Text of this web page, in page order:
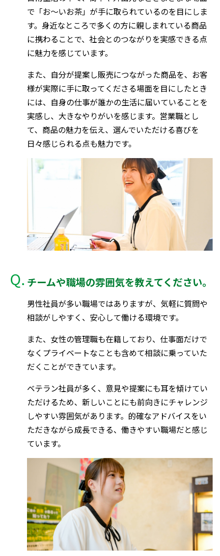
で「お〜いお茶」が手に取られているのを目にしま
す。身近なところで多くの方に親しまれている商品
に携わることで、社会とのつながりを実感できる点
に魅力を感じています。
また、自分が提案し販売につながった商品を、お客
様が実際に手に取ってくださる場面を目にしたとき
には、自身の仕事が誰かの生活に届いていることを
実感し、大きなやりがいを感じます。営業職とし
て、商品の魅力を伝え、選んでいただける喜びを
日々感じられる点も魅力です。
チームや職場の雰囲気を教えてください。
男性社員が多い職場ではありますが、気軽に質問や
相談がしやすく、安心して働ける環境です。
また、女性の管理職も在籍しており、仕事面だけで
なくプライベートなことも含めて相談に乗っていた
だくことができています。
ベテラン社員が多く、意見や提案にも耳を傾けてい
ただけるため、新しいことにも前向きにチャレンジ
しやすい雰囲気があります。的確なアドバイスをい
ただきながら成長できる、働きやすい職場だと感じ
ています。